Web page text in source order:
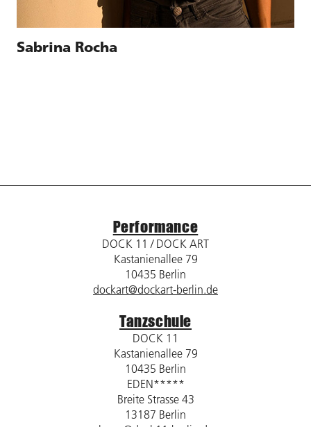
Sabrina Rocha
Performance
DOCK 11 / DOCK ART
Kastanienallee 79
10435 Berlin
dockart@dockart-berlin.de
Tanzschule
DOCK 11
Kastanienallee 79
10435 Berlin
EDEN*****
Breite Strasse 43
13187 Berlin